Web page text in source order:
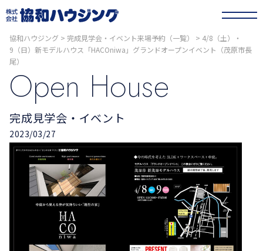
協和ハウジング > 完成見学会・イベント来場予約（一覧） > 4/8（土）・
9（日）新モデルハウス「HACOniwa」グランドオープンイベント（茂原市長
尾）
Open House
完成見学会・イベント
2023/03/27